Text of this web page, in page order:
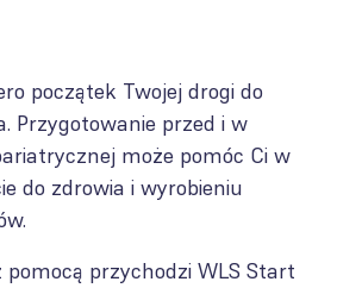
początek Twojej drogi do
Przygotowanie przed i w
może pomóc Ci w
do zdrowia i wyrobieniu
przychodzi WLS Start